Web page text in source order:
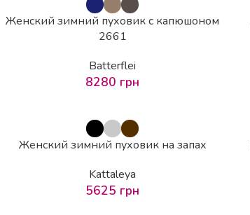
Женский зимний пуховик с капюшоном
2661
Batterflei
8280 грн
Женский зимний пуховик на запах
Kattaleya
5625 грн